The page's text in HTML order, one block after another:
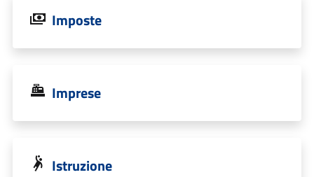
Imposte
Imprese
Istruzione